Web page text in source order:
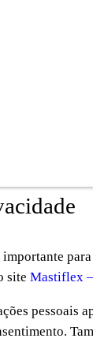
site Mastiflex –
pessoais